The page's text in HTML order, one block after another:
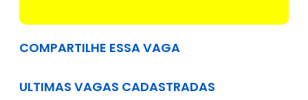
COMPARTILHE ESSA VAGA
ULTIMAS VAGAS CADASTRADAS